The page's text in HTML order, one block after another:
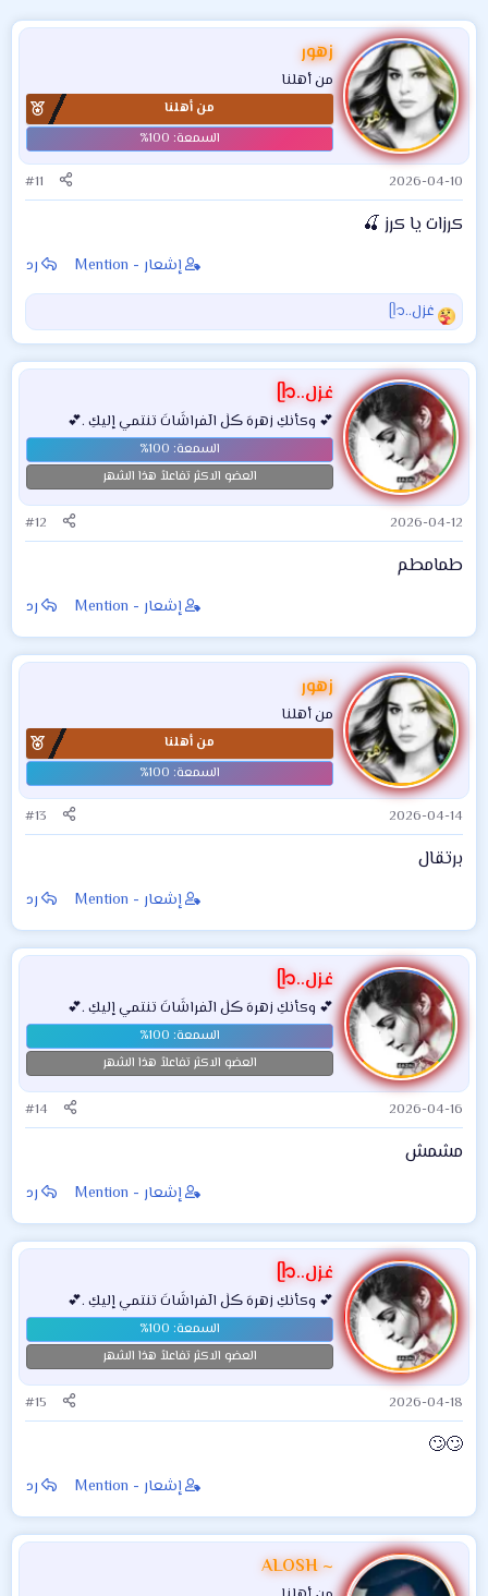
زهور
من أهلنا
من أهلنا
2026-04-10
#11
كرزات يا كرز 🍒
إشعار - Mention رد
ا
ل
ت
ف
ا
ع
ل
ا
ت
:
غزل..ᥫ᭡
غزل..ᥫ᭡
💕 وكأنكِ زهرهَ ڪلٰ الٓفراشَاتَ تنتمي إليكِ .💕
العضو الاكثر تفاعلاً هذا الشهر
2026-04-12
#12
طمامطم
إشعار - Mention رد
زهور
من أهلنا
من أهلنا
2026-04-14
#13
برتقال
إشعار - Mention رد
غزل..ᥫ᭡
💕 وكأنكِ زهرهَ ڪلٰ الٓفراشَاتَ تنتمي إليكِ .💕
العضو الاكثر تفاعلاً هذا الشهر
2026-04-16
#14
مشمش
إشعار - Mention رد
غزل..ᥫ᭡
💕 وكأنكِ زهرهَ ڪلٰ الٓفراشَاتَ تنتمي إليكِ .💕
العضو الاكثر تفاعلاً هذا الشهر
2026-04-18
#15
🙄🙄
إشعار - Mention رد
ALOSH ~